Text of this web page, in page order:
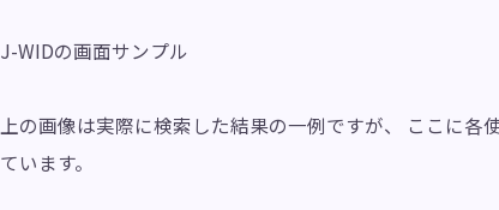
J-WIDの画面サンプル
上の画像は実際に検索した結果の一例ですが、 ここに
ています。